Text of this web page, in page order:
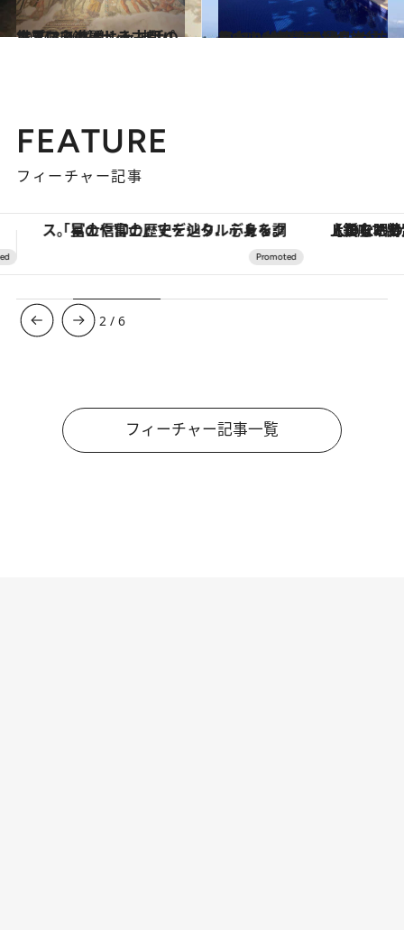
2017.8.30
キプロスの麗しき古都パフォスで ギリシャ神話の世界に心遊ばせる
旅＆お出かけ 2015.12.7
日本人が年間561人しか訪れない 地中海の秘島へ往復63,000円で至福の旅
旅＆お出かけ
FEATURE
フィーチャー記事
【銀座で出合う最旬美容】美髪ケアや上質な眠り…セルフケアのアップデートから、特別な名入れギフトまで。大人のための「ReFa GINZA」クルーズ ヴァシュロン・コンスタンタ
3 /6
フィーチャー記事一覧